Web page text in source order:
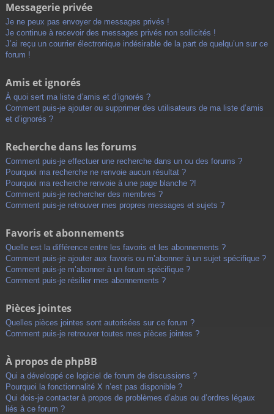
Messagerie privée
Je ne peux pas envoyer de messages privés !
Je continue à recevoir des messages privés non sollicités !
J’ai reçu un courrier électronique indésirable de la part de quelqu’un sur ce
forum !
Amis et ignorés
À quoi sert ma liste d’amis et d’ignorés ?
Comment puis-je ajouter ou supprimer des utilisateurs de ma liste d’amis
et d’ignorés ?
Recherche dans les forums
Comment puis-je effectuer une recherche dans un ou des forums ?
Pourquoi ma recherche ne renvoie aucun résultat ?
Pourquoi ma recherche renvoie à une page blanche ?!
Comment puis-je rechercher des membres ?
Comment puis-je retrouver mes propres messages et sujets ?
Favoris et abonnements
Quelle est la différence entre les favoris et les abonnements ?
Comment puis-je ajouter aux favoris ou m’abonner à un sujet spécifique ?
Comment puis-je m’abonner à un forum spécifique ?
Comment puis-je résilier mes abonnements ?
Pièces jointes
Quelles pièces jointes sont autorisées sur ce forum ?
Comment puis-je retrouver toutes mes pièces jointes ?
À propos de phpBB
Qui a développé ce logiciel de forum de discussions ?
Pourquoi la fonctionnalité X n’est pas disponible ?
Qui dois-je contacter à propos de problèmes d’abus ou d’ordres légaux
liés à ce forum ?